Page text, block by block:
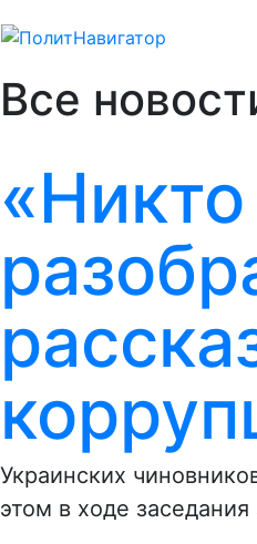
Все
Украинских
этом в ходе